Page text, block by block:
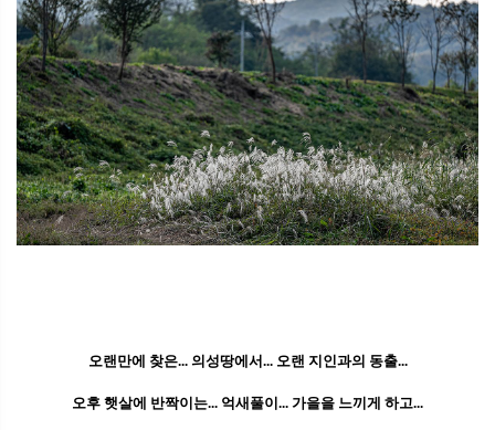
오랜만에 찾은... 의성땅에서... 오랜 지인과의 동출...
오후 햇살에 반짝이는... 억새풀이... 가을을 느끼게 하고...